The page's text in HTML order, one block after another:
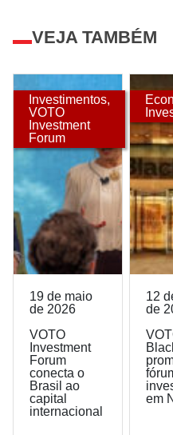
VEJA TAMBÉM
Investimentos,
VOTO
Investment
Forum
19 de maio
de 2026
VOTO
Investment
Forum
conecta o
Brasil ao
capital
internacional
12
de
em